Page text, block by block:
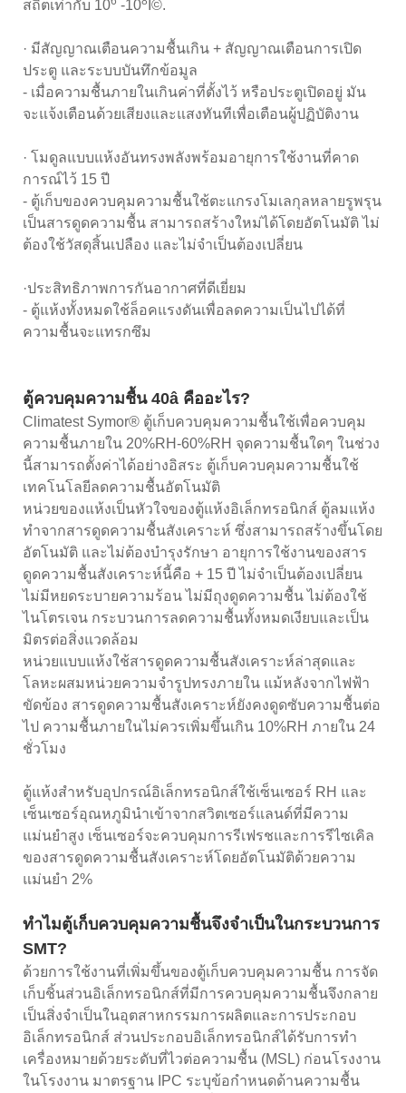
สถิตเท่ากับ 10 -10 Î©.
· มีสัญญาณเตือนความชื้นเกิน + สัญญาณเตือนการเปิด
ประตู และระบบบันทึกข้อมูล
- เมื่อความชื้นภายในเกินค่าที่ตั้งไว้ หรือประตูเปิดอยู่ มัน
จะแจ้งเตือนด้วยเสียงและแสงทันทีเพื่อเตือนผู้ปฏิบัติงาน
· โมดูลแบบแห้งอันทรงพลังพร้อมอายุการใช้งานที่คาด
การณ์ไว้ 15 ปี
- ตู้เก็บของควบคุมความชื้นใช้ตะแกรงโมเลกุลหลายรูพรุน
เป็นสารดูดความชื้น สามารถสร้างใหม่ได้โดยอัตโนมัติ ไม่
ต้องใช้วัสดุสิ้นเปลือง และไม่จำเป็นต้องเปลี่ยน
·ประสิทธิภาพการกันอากาศที่ดีเยี่ยม
- ตู้แห้งทั้งหมดใช้ล็อคแรงดันเพื่อลดความเป็นไปได้ที่
ความชื้นจะแทรกซึม
ตู้ควบคุมความชื้น 40â คืออะไร?
Climatest Symor® ตู้เก็บควบคุมความชื้นใช้เพื่อควบคุม
ความชื้นภายใน 20%RH-60%RH จุดความชื้นใดๆ ในช่วง
นี้สามารถตั้งค่าได้อย่างอิสระ ตู้เก็บควบคุมความชื้นใช้
เทคโนโลยีลดความชื้นอัตโนมัติ
หน่วยของแห้งเป็นหัวใจของตู้แห้งอิเล็กทรอนิกส์ ตู้ลมแห้ง
ทำจากสารดูดความชื้นสังเคราะห์ ซึ่งสามารถสร้างขึ้นโดย
อัตโนมัติ และไม่ต้องบำรุงรักษา อายุการใช้งานของสาร
ดูดความชื้นสังเคราะห์นี้คือ + 15 ปี ไม่จำเป็นต้องเปลี่ยน
ไม่มีหยดระบายความร้อน ไม่มีถุงดูดความชื้น ไม่ต้องใช้
ไนโตรเจน กระบวนการลดความชื้นทั้งหมดเงียบและเป็น
มิตรต่อสิ่งแวดล้อม
หน่วยแบบแห้งใช้สารดูดความชื้นสังเคราะห์ล่าสุดและ
โลหะผสมหน่วยความจำรูปทรงภายใน แม้หลังจากไฟฟ้า
ขัดข้อง สารดูดความชื้นสังเคราะห์ยังคงดูดซับความชื้นต่อ
ไป ความชื้นภายในไม่ควรเพิ่มขึ้นเกิน 10%RH ภายใน 24
ชั่วโมง
ตู้แห้งสำหรับอุปกรณ์อิเล็กทรอนิกส์ใช้เซ็นเซอร์ RH และ
เซ็นเซอร์อุณหภูมินำเข้าจากสวิตเซอร์แลนด์ที่มีความ
แม่นยำสูง เซ็นเซอร์จะควบคุมการรีเฟรชและการรีไซเคิล
ของสารดูดความชื้นสังเคราะห์โดยอัตโนมัติด้วยความ
แม่นยำ 2%
ทำไมตู้เก็บควบคุมความชื้นจึงจำเป็นในกระบวนการ
SMT?
ด้วยการใช้งานที่เพิ่มขึ้นของตู้เก็บควบคุมความชื้น การจัด
เก็บชิ้นส่วนอิเล็กทรอนิกส์ที่มีการควบคุมความชื้นจึงกลาย
เป็นสิ่งจำเป็นในอุตสาหกรรมการผลิตและการประกอบ
อิเล็กทรอนิกส์ ส่วนประกอบอิเล็กทรอนิกส์ได้รับการทำ
เครื่องหมายด้วยระดับที่ไวต่อความชื้น (MSL) ก่อนโรงงาน
ในโรงงาน มาตรฐาน IPC ระบุข้อกำหนดด้านความชื้น